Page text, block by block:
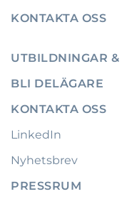
KONTAKTA OSS
UTBILDNINGAR &
BLI DELÄGARE
KONTAKTA OSS
LinkedIn
Nyhetsbrev
PRESSRUM